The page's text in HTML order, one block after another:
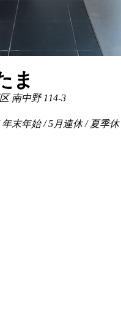
ま
南中野 114-3
末年始 / 5月連休 / 夏季休